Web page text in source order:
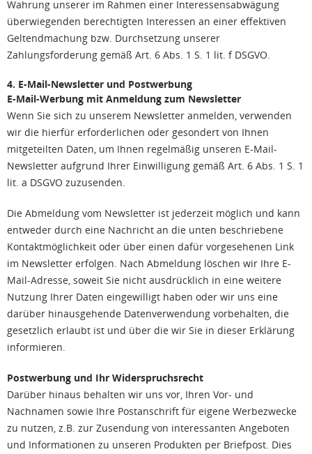
Wahrung unserer im Rahmen einer Interessensabwägung
überwiegenden berechtigten Interessen an einer effektiven
Geltendmachung bzw. Durchsetzung unserer
Zahlungsforderung gemäß Art. 6 Abs. 1 S. 1 lit. f DSGVO.
4. E-Mail-Newsletter und Postwerbung
E-Mail-Werbung mit Anmeldung zum Newsletter
Wenn Sie sich zu unserem Newsletter anmelden, verwenden
wir die hierfür erforderlichen oder gesondert von Ihnen
mitgeteilten Daten, um Ihnen regelmäßig unseren E-Mail-
Newsletter aufgrund Ihrer Einwilligung gemäß Art. 6 Abs. 1 S. 1
lit. a DSGVO zuzusenden.
Die Abmeldung vom Newsletter ist jederzeit möglich und kann
entweder durch eine Nachricht an die unten beschriebene
Kontaktmöglichkeit oder über einen dafür vorgesehenen Link
im Newsletter erfolgen. Nach Abmeldung löschen wir Ihre E-
Mail-Adresse, soweit Sie nicht ausdrücklich in eine weitere
Nutzung Ihrer Daten eingewilligt haben oder wir uns eine
darüber hinausgehende Datenverwendung vorbehalten, die
gesetzlich erlaubt ist und über die wir Sie in dieser Erklärung
informieren.
Postwerbung und Ihr Widerspruchsrecht
Darüber hinaus behalten wir uns vor, Ihren Vor- und
Nachnamen sowie Ihre Postanschrift für eigene Werbezwecke
zu nutzen, z.B. zur Zusendung von interessanten Angeboten
und Informationen zu unseren Produkten per Briefpost. Dies